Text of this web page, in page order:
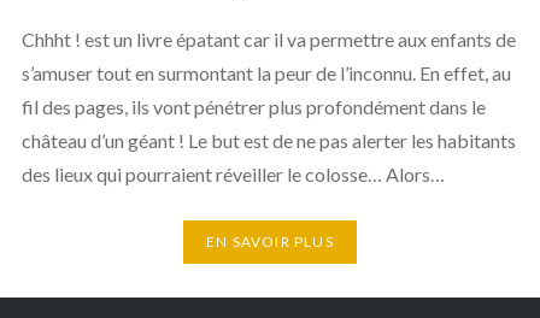
Chhht ! est un livre épatant car il va permettre aux enfants de
s’amuser tout en surmontant la peur de l’inconnu. En effet, au
fil des pages, ils vont pénétrer plus profondément dans le
château d’un géant ! Le but est de ne pas alerter les habitants
des lieux qui pourraient réveiller le colosse… Alors…
EN SAVOIR PLUS